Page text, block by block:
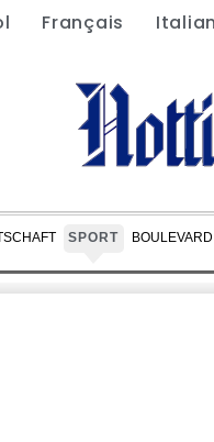
Français
SPORT BOULEVARD